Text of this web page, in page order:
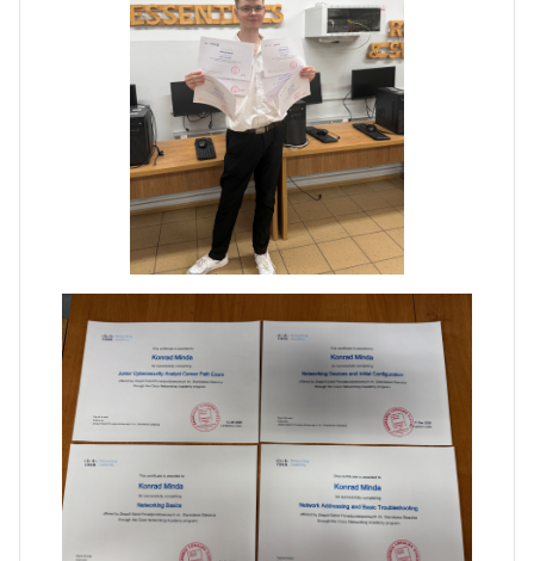
Informatycy zapraszają do
Staszica w Iłży!
Zakończenie roku maturzystów